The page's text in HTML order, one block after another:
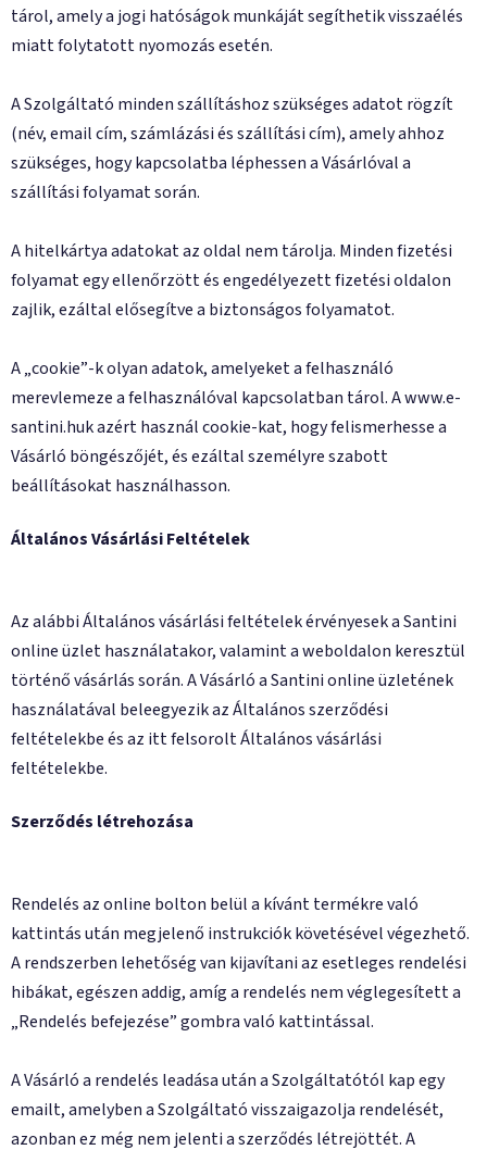
tárol, amely a jogi hatóságok munkáját segíthetik visszaélés
miatt folytatott nyomozás esetén.
A Szolgáltató minden szállításhoz szükséges adatot rögzít
(név, email cím, számlázási és szállítási cím), amely ahhoz
szükséges, hogy kapcsolatba léphessen a Vásárlóval a
szállítási folyamat során.
A hitelkártya adatokat az oldal nem tárolja. Minden fizetési
folyamat egy ellenőrzött és engedélyezett fizetési oldalon
zajlik, ezáltal elősegítve a biztonságos folyamatot.
A „cookie”-k olyan adatok, amelyeket a felhasználó
merevlemeze a felhasználóval kapcsolatban tárol. A www.e-
santini.huk azért használ cookie-kat, hogy felismerhesse a
Vásárló böngészőjét, és ezáltal személyre szabott
beállításokat használhasson.
Általános Vásárlási Feltételek
Az alábbi Általános vásárlási feltételek érvényesek a Santini
online üzlet használatakor, valamint a weboldalon keresztül
történő vásárlás során. A Vásárló a Santini online üzletének
használatával beleegyezik az Általános szerződési
feltételekbe és az itt felsorolt Általános vásárlási
feltételekbe.
Szerződés létrehozása
Rendelés az online bolton belül a kívánt termékre való
kattintás után megjelenő instrukciók követésével végezhető.
A rendszerben lehetőség van kijavítani az esetleges rendelési
hibákat, egészen addig, amíg a rendelés nem véglegesített a
„Rendelés befejezése” gombra való kattintással.
A Vásárló a rendelés leadása után a Szolgáltatótól kap egy
emailt, amelyben a Szolgáltató visszaigazolja rendelését,
azonban ez még nem jelenti a szerződés létrejöttét. A